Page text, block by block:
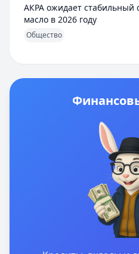
АКРА ожидает стабильный
масло в 2026 году
Общество